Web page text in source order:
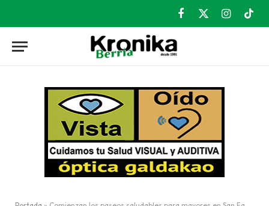
Facebook
X
Instagram